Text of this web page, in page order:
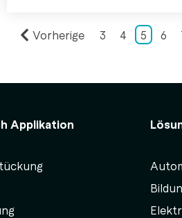
Vorherige 3 4 5 6
Applikation